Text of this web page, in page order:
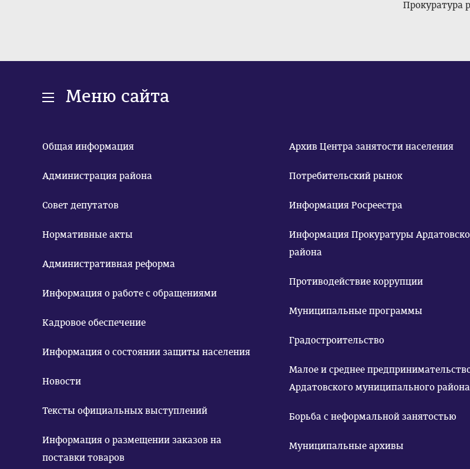
Прокуратура
Меню сайта
Общая информация
Администрация района
Совет депутатов
Нормативные акты
Административная реформа
Информация о работе с обращениями
Кадровое обеспечение
Информация о состоянии защиты населения
Новости
Тексты официальных выступлений
Информация о размещении заказов на
поставки товаров
Архив Центра занятости населения
Потребительский рынок
Информация Росреестра
Информация Прокуратуры
района
Противодействие коррупции
Муниципальные программы
Градостроительство
Малое и среднее
Ардатовского муниципального района
Борьба с неформальной занятостью
Муниципальные архивы